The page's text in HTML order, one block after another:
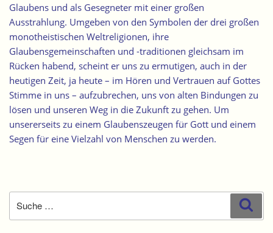
Glaubens und als Gesegneter mit einer großen
Ausstrahlung. Umgeben von den Symbolen der drei großen
monotheistischen Weltreligionen, ihre
Glaubensgemeinschaften und -traditionen gleichsam im
Rücken habend, scheint er uns zu ermutigen, auch in der
heutigen Zeit, ja heute – im Hören und Vertrauen auf Gottes
Stimme in uns – aufzubrechen, uns von alten Bindungen zu
lösen und unseren Weg in die Zukunft zu gehen. Um
unsererseits zu einem Glaubenszeugen für Gott und einem
Segen für eine Vielzahl von Menschen zu werden.
nach: